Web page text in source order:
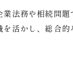
法務や相続問
活かし、総合的